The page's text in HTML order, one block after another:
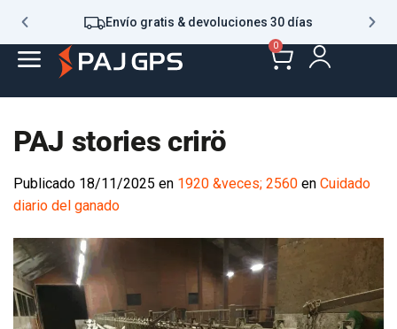
Envío gratis & devoluciones 30 días
0
PAJ stories crirö
Publicado 18/11/2025 en 1920 &veces; 2560 en Cuidado
diario del ganado